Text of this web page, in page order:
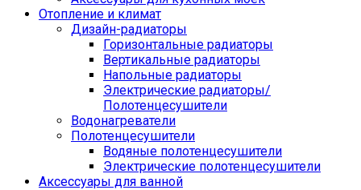
Отопление и климат
Дизайн-радиаторы
Горизонтальные радиаторы
Вертикальные радиаторы
Напольные радиаторы
Электрические радиаторы/
Полотенцесушители
Водонагреватели
Полотенцесушители
Водяные полотенцесушители
Электрические полотенцесушители
Аксессуары для ванной